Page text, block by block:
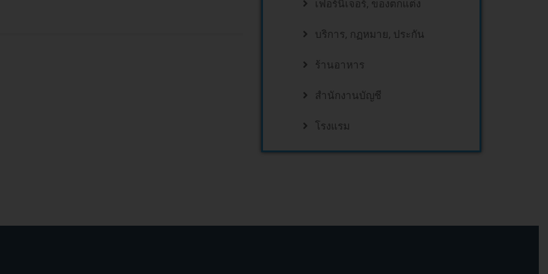
เฟอร์นิเจอร์, ของตกแต่ง
บริการ, กฏหมาย, ประกัน
ร้านอาหาร
สำนักงานบัญชี
โรงแรม